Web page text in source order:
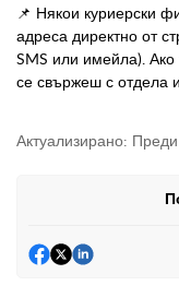
📌 Някои куриерски
адреса директно от
SMS или имейла).
се свържеш с отдела
Актуализирано: